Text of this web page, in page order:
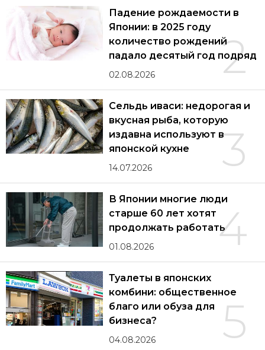
2
Падение рождаемости в
Японии: в 2025 году
количество рождений
падало десятый год подряд
02.08.2026
3
Сельдь иваси: недорогая и
вкусная рыба, которую
издавна используют в
японской кухне
14.07.2026
4
В Японии многие люди
старше 60 лет хотят
продолжать работать
01.08.2026
5
Туалеты в японских
комбини: общественное
благо или обуза для
бизнеса?
04.08.2026